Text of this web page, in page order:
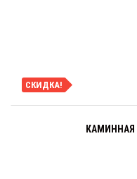
СКИДКА!
КАМИННАЯ